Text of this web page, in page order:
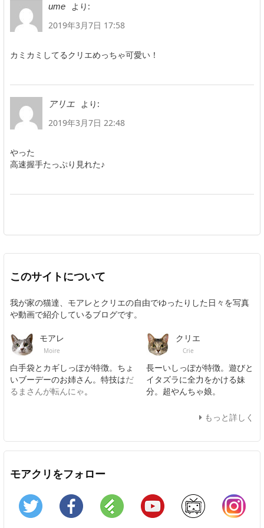
ume
より:
2019年3月7日 17:58
カミカミしてるクリエめっちゃ可愛い！
アリエ
より:
2019年3月7日 22:48
やった
高速握手たっぷり見れた♪
このサイトについて
我が家の猫達、モアレとクリエの自由でゆったりした日々を写真
や動画で紹介しているブログです。
モアレ
Moire
白手袋とカギしっぽが特徴。ちょ
いブーデーのお姉さん。特技はだ
るまさんが転んにゃ。
クリエ
Crie
長ーいしっぽが特徴。遊びと
イタズラに全力をかける妹
分。超やんちゃ娘。
もっと詳しく
モアクリをフォロー
Twitter Facebook Feedly YouTube ニコニコ動画